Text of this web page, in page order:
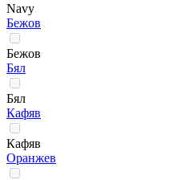
Navy
Бежов
Бежов
Бял
Бял
Кафяв
Кафяв
Оранжев